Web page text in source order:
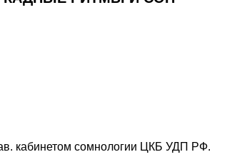
кабинетом сомнологии ЦКБ УДП РФ.